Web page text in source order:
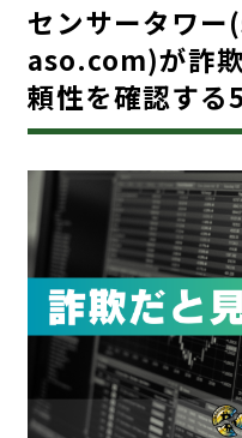
センサータワ
aso.com)が詐
頼性を確認する